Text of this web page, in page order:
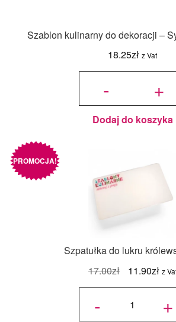
Szablon kulinarny do dekoracji –
18.25zł z Vat
-
ilość
dekoracji
- Syrena
- Decora +
Dodaj do koszyka
Szpatułka do lukru
PROMOCJA!
17.00zł
Pierwotna
cena
wynosiła:
11.90zł z
-
ilość
królewskiego +